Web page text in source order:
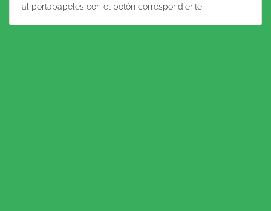
al portapapeles con el botón correspondiente.